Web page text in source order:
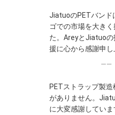
JiatuoのPETバンド
ゴでの市場を大き
た。AreyとJiatuo
援に心から感謝申し
——
PETストラップ製
がありません。
に大変感謝していま